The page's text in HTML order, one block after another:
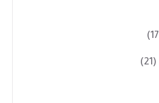
(21)